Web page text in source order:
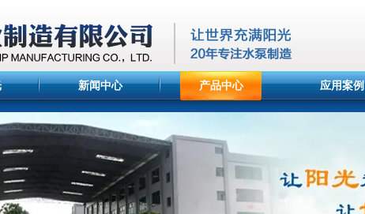
新闻中心 产品中心 应用案例